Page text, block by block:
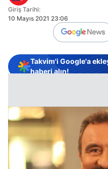
Giriş Tarihi:
10 Mayıs 2021 23:06
Takvim'i Google'a
haberi alın!